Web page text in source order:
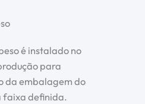
é instalado no
para
da embalagem do
faixa definida.